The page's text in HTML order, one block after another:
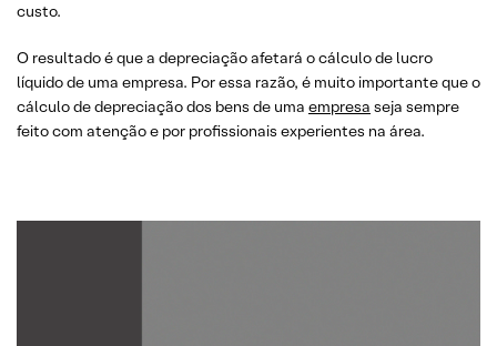
custo.
O resultado é que a depreciação afetará o cálculo de lucro
líquido de uma empresa. Por essa razão, é muito importante que o
cálculo de depreciação dos bens de uma empresa seja sempre
feito com atenção e por profissionais experientes na área.